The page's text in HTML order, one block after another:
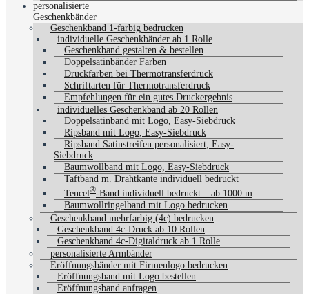
personalisierte
Geschenkbänder
Geschenkband 1-farbig bedrucken
individuelle Geschenkbänder ab 1 Rolle
Geschenkband gestalten & bestellen
Doppelsatinbänder Farben
Druckfarben bei Thermotransferdruck
Schriftarten für Thermotransferdruck
Empfehlungen für ein gutes Druckergebnis
individuelles Geschenkband ab 20 Rollen
Doppelsatinband mit Logo, Easy-Siebdruck
Ripsband mit Logo, Easy-Siebdruck
Ripsband Satinstreifen personalisiert, Easy-
Siebdruck
Baumwollband mit Logo, Easy-Siebdruck
Taftband m. Drahtkante individuell bedruckt
Tencel®-Band individuell bedruckt – ab 1000 m
Baumwollringelband mit Logo bedrucken
Geschenkband mehrfarbig (4c) bedrucken
Geschenkband 4c-Druck ab 10 Rollen
Geschenkband 4c-Digitaldruck ab 1 Rolle
personalisierte Armbänder
Eröffnungsbänder mit Firmenlogo bedrucken
Eröffnungsband mit Logo bestellen
Eröffnungsband anfragen